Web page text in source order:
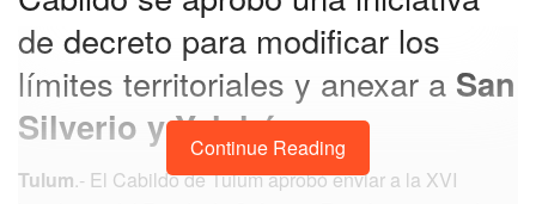
de decreto para modificar los
límites territoriales y anexar a San
Silverio y Yalchén.
Tulum.- El Cabildo de Tulum aprobó enviar a la XVI
Continue Reading